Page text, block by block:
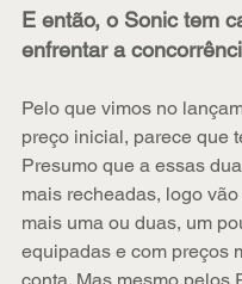
E então, o Sonic tem
enfrentar a
Pelo que vimos no
preço inicial, parece que
Presumo que a essas
mais recheadas, logo
mais uma ou duas, um
equipadas e com preços